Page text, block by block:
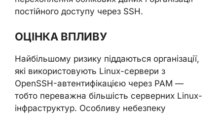
постійного доступу через SSH.
ОЦІНКА ВПЛИВУ
Найбільшому ризику піддаються організації,
які використовують Linux-сервери з
OpenSSH-автентифікацією через PAM —
тобто переважна більшість серверних Linux-
інфраструктур. Особливу небезпеку